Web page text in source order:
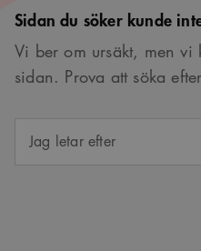
Sidan du söker kunde
Vi ber om ursäkt, men vi
sidan. Prova att söka
Jag letar efter